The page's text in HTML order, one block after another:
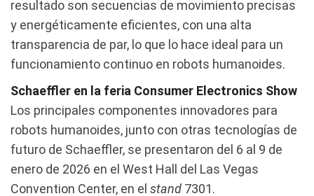
resultado son secuencias de movimiento precisas
y energéticamente eficientes, con una alta
transparencia de par, lo que lo hace ideal para un
funcionamiento continuo en robots humanoides.
Schaeffler en la feria Consumer Electronics Show
Los principales componentes innovadores para
robots humanoides, junto con otras tecnologías de
futuro de Schaeffler, se presentaron del 6 al 9 de
enero de 2026 en el West Hall del Las Vegas
Convention Center, en el stand 7301.